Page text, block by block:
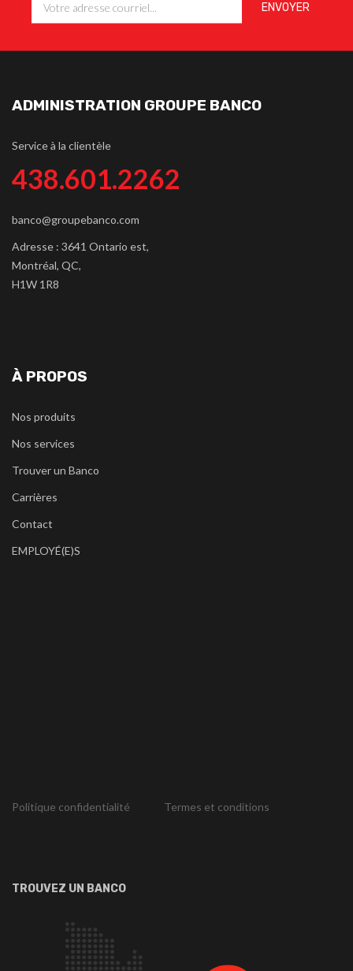
ADMINISTRATION GROUPE BANCO
Service à la clientèle
438.601.2262
banco@groupebanco.com
Adresse : 3641 Ontario est,
Montréal, QC,
H1W 1R8
À PROPOS
Nos produits
Nos services
Trouver un Banco
Carrières
Contact
EMPLOYÉ(E)S
Politique confidentialité Termes et conditions
TROUVEZ UN BANCO